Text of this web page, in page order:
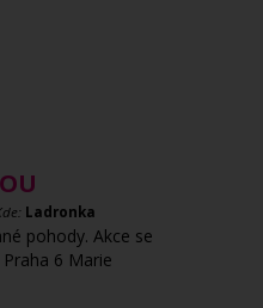
Ladronka
pohody. Akce se
6 Marie